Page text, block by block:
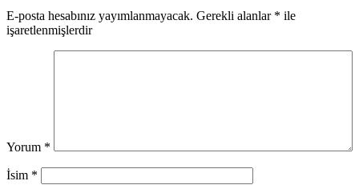
E-posta hesabınız yayımlanmayacak. Gerekli alanlar * ile
işaretlenmişlerdir
Yorum *
İsim *